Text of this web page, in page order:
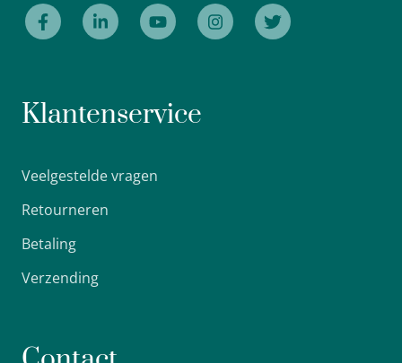
Klantenservice
Veelgestelde vragen
Retourneren
Betaling
Verzending